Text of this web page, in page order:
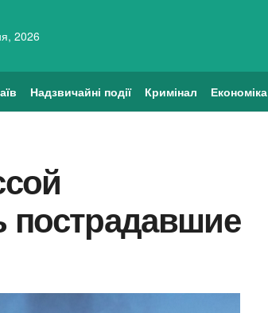
2026
Надзвичайні події Кримінал Економіка
пострадавшие